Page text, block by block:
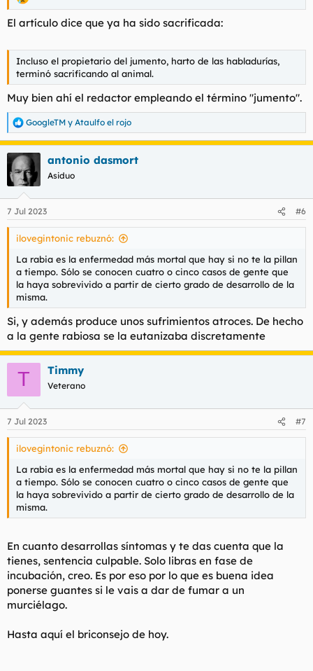
El artículo dice que ya ha sido sacrificada:
Incluso el propietario del jumento, harto de las habladurías,
terminó sacrificando al animal.
Muy bien ahí el redactor empleando el término "jumento".
R
e
a
c
c
i
e
s
GoogleTM y Ataulfo el rojo
antonio dasmort
Asiduo
7 Jul 2023 #6
ilovegintonic rebuznó:
La rabia es la enfermedad más mortal que hay si no te la pillan
a tiempo. Sólo se conocen cuatro o cinco casos de gente que
la haya sobrevivido a partir de cierto grado de desarrollo de la
misma.
Si, y además produce unos sufrimientos atroces. De hecho
a la gente rabiosa se la eutanizaba discretamente
T Timmy
Veterano
7 Jul 2023 #7
ilovegintonic rebuznó:
La rabia es la enfermedad más mortal que hay si no te la pillan
a tiempo. Sólo se conocen cuatro o cinco casos de gente que
la haya sobrevivido a partir de cierto grado de desarrollo de la
misma.
En cuanto desarrollas síntomas y te das cuenta que la
tienes, sentencia culpable. Solo libras en fase de
incubación, creo. Es por eso por lo que es buena idea
ponerse guantes si le vais a dar de fumar a un
murciélago.
Hasta aquí el briconsejo de hoy.